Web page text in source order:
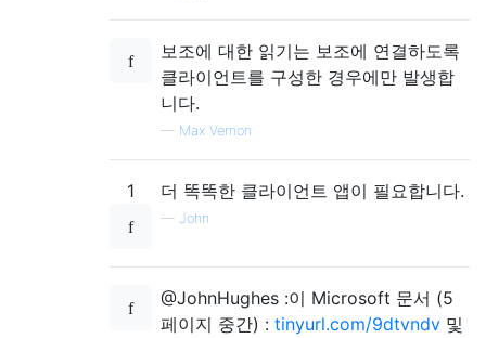
보조에 대한 읽기는 보조에 연결하도록
클라이언트를 구성한 경우에만 발생합
니다.
— Max Vernon
1 더 똑똑한 클라이언트 앱이 필요합니다.
— John
@JohnHughes :이 Microsoft 문서 (5
페이지 중간) : tinyurl.com/9dtvndv 및